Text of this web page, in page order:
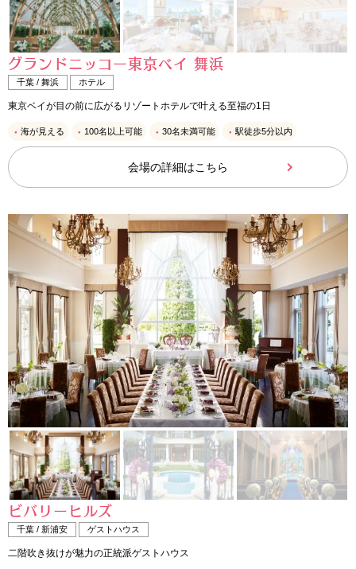
グランドニッコー東京ベイ 舞浜
千葉 / 舞浜 ホテル
東京ベイが目の前に広がるリゾートホテルで叶える至福の1日
海が見える 100名以上可能 30名未満可能 駅徒歩5分以内
会場の詳細はこちら
ビバリーヒルズ
千葉 / 新浦安 ゲストハウス
二階吹き抜けが魅力の正統派ゲストハウス